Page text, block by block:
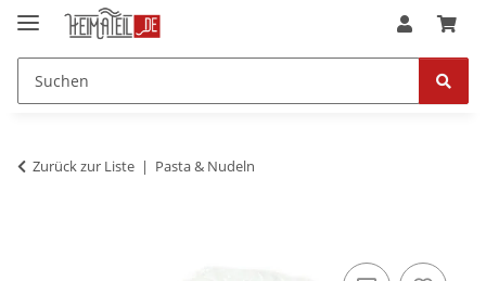
Zurück zur Liste Pasta & Nudeln